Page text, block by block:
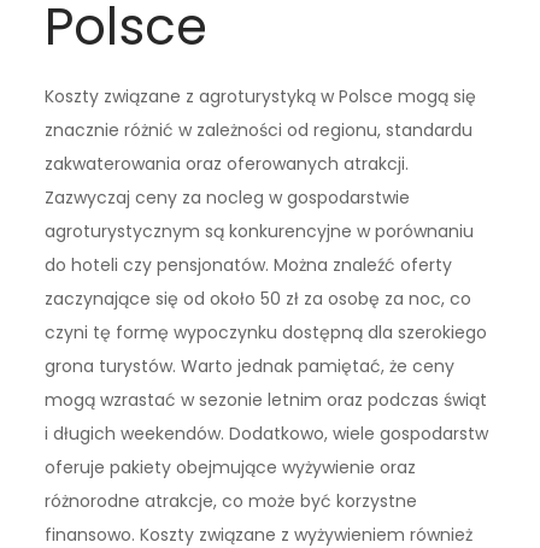
Polsce
Koszty związane z agroturystyką w Polsce mogą się
znacznie różnić w zależności od regionu, standardu
zakwaterowania oraz oferowanych atrakcji.
Zazwyczaj ceny za nocleg w gospodarstwie
agroturystycznym są konkurencyjne w porównaniu
do hoteli czy pensjonatów. Można znaleźć oferty
zaczynające się od około 50 zł za osobę za noc, co
czyni tę formę wypoczynku dostępną dla szerokiego
grona turystów. Warto jednak pamiętać, że ceny
mogą wzrastać w sezonie letnim oraz podczas świąt
i długich weekendów. Dodatkowo, wiele gospodarstw
oferuje pakiety obejmujące wyżywienie oraz
różnorodne atrakcje, co może być korzystne
finansowo. Koszty związane z wyżywieniem również